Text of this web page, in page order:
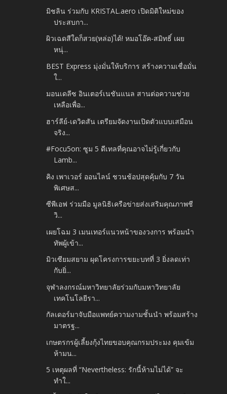
มิชลิน ร่วมกับ KRISTAL.aero เปิดมิติใหม่ของ
ประสบกา...
ผิวเฉดสีใดก็สวย(หล่อ)ได้! หมอโอ๊ค-สมิทธิ์ เผย
หนุ่...
BEST Express มุ่งมั่นให้บริการ สร้างความเชื่อมั่น
ใ...
มอนเดลีซ อินเตอร์เนชันแนล สานต่อความช่วย
เหลือเพื่อ...
ฮาร์ลีย์-เดวิดสัน เตรียมจัดงานเปิดตัวแบบเสมือน
จริง...
#Focu5on: ซูม 5 ดีเทลที่คุณอาจไม่รู้เกี่ยวกับ
Lamb...
คิง เพาเวอร์ ออนไลน์ ชวนช้อปสุดคุ้มกับ 7 วัน
พิเศษส...
ซีพีเอฟ ร่วมมือ มูลนิธิเครือข่ายส่งเสริมคุณภาพชี
วิ...
เผยโฉม 3 เมนเทอร์แนวหน้าของวงการ พร้อมนำ
ทัพผู้เข้า...
มิวเซียมสยาม ผุดโครงการขยะบทที่ 3 ยิ่งลดเท่า
กับยิ่...
จุฬาลงกรณ์มหาวิทยาลัยร่วมกับมหาวิทยาลัย
เทคโนโลยีรา...
กัลเดอร์มาจับมือแพทย์ความงามชั้นนำ พร้อมสร้าง
มาตรฐ...
เกษตรกรผู้เลี้ยงกุ้งไทยขอบคุณกรมประมง คุมเข้ม
ห้ามน...
5 เหตุผลที่ “Nevertheless: รักนี้ห้ามไม่ได้” จะ
ทำใ...